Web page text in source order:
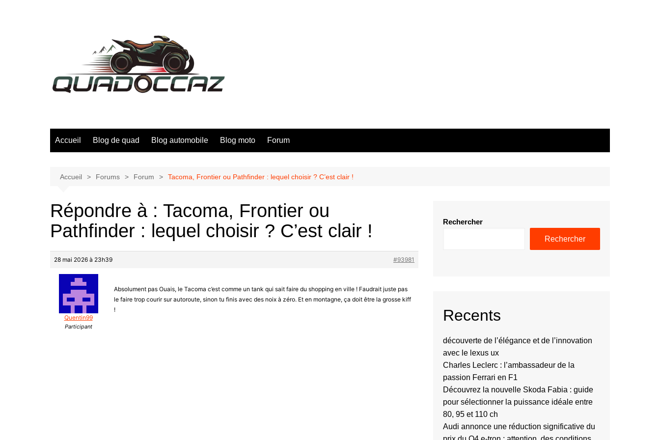
Accueil Blog de quad Blog automobile Blog moto Forum
Accueil Forums Forum Tacoma, Frontier ou Pathfinder : lequel choisir ? C’est clair !
Répondre à : Tacoma, Frontier ou
Pathfinder : lequel choisir ? C’est clair !
28 mai 2026 à 23h39 #93981
Quentin99
Participant
Absolument pas Ouais, le Tacoma c’est comme un tank qui sait faire du shopping en ville ! Faudrait juste pas
le faire trop courir sur autoroute, sinon tu finis avec des noix à zéro. Et en montagne, ça doit être la grosse kiff
!
Rechercher
Rechercher
Recents
découverte de l’élégance et de l’innovation
avec le lexus ux
Charles Leclerc : l’ambassadeur de la
passion Ferrari en F1
Découvrez la nouvelle Skoda Fabia : guide
pour sélectionner la puissance idéale entre
80, 95 et 110 ch
Audi annonce une réduction significative du